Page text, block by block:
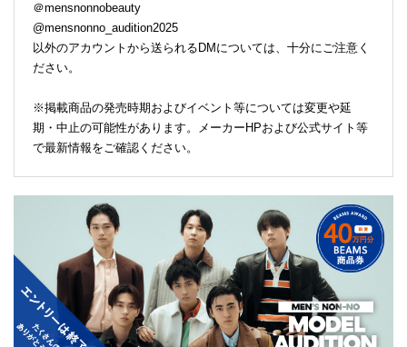
＠mensnonnobeauty
@mensnonno_audition2025
以外のアカウントから送られるDMについては、十分にご注意く
ださい。
※掲載商品の発売時期およびイベント等については変更や延
期・中止の可能性があります。メーカーHPおよび公式サイト等
で最新情報をご確認ください。